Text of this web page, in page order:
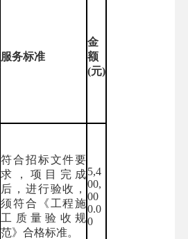
服务标准
金
额
(元)
符合招标文件要
求，项目完成
后，进行验收，
须符合《工程施
工质量验收规
范》合格标准。
5,4
00,
00
0.0
0